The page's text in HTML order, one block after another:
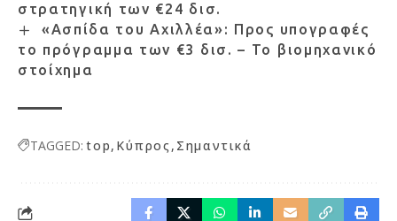
στρατηγική των €24 δισ.
«Ασπίδα του Αχιλλέα»: Προς υπογραφές
το πρόγραμμα των €3 δισ. – Το βιομηχανικό
στοίχημα
TAGGED: top Κύπρος Σημαντικά